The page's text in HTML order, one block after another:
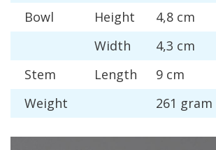
Bowl
Height 4,8 cm
Width
4,3 cm
Stem
Length 9 cm
Weight
261 gram